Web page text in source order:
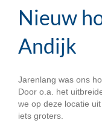
Nieuw
Andijk
Jarenlang was ons
Door o.a. het
we op deze locatie
iets groters.